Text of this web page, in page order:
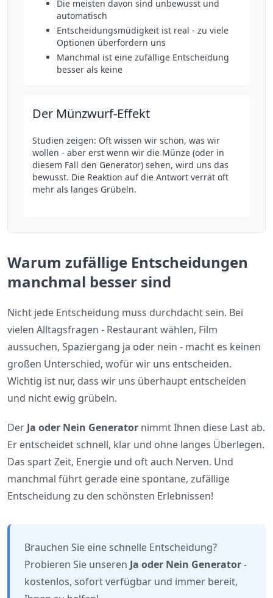
Die meisten davon sind unbewusst und
automatisch
Entscheidungsmüdigkeit ist real - zu viele
Optionen überfordern uns
Manchmal ist eine zufällige Entscheidung
besser als keine
Der Münzwurf-Effekt
Studien zeigen: Oft wissen wir schon, was wir
wollen - aber erst wenn wir die Münze (oder in
diesem Fall den Generator) sehen, wird uns das
bewusst. Die Reaktion auf die Antwort verrät oft
mehr als langes Grübeln.
Warum zufällige Entscheidungen
manchmal besser sind
Nicht jede Entscheidung muss durchdacht sein. Bei
vielen Alltagsfragen - Restaurant wählen, Film
aussuchen, Spaziergang ja oder nein - macht es keinen
großen Unterschied, wofür wir uns entscheiden.
Wichtig ist nur, dass wir uns überhaupt entscheiden
und nicht ewig grübeln.
Der Ja oder Nein Generator nimmt Ihnen diese Last ab.
Er entscheidet schnell, klar und ohne langes Überlegen.
Das spart Zeit, Energie und oft auch Nerven. Und
manchmal führt gerade eine spontane, zufällige
Entscheidung zu den schönsten Erlebnissen!
Brauchen Sie eine schnelle Entscheidung?
Probieren Sie unseren Ja oder Nein Generator-
kostenlos, sofort verfügbar und immer bereit,